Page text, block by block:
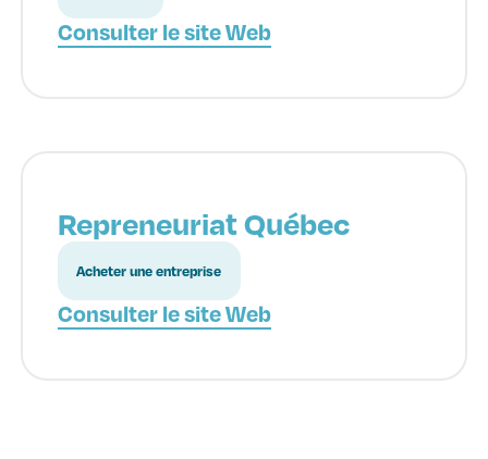
Consulter le site Web
Repreneuriat Québec
Acheter une entreprise
Consulter le site Web